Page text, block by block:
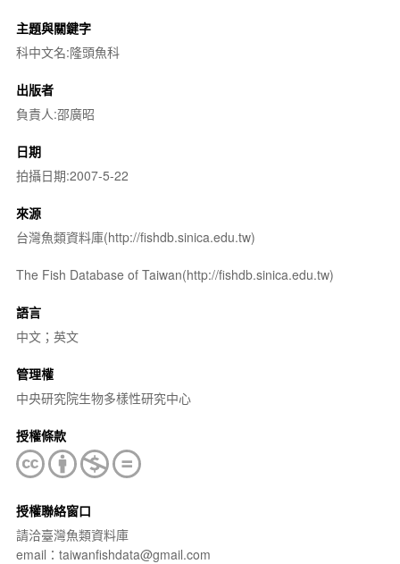
主題與關鍵字
科中文名:隆頭魚科
出版者
負責人:邵廣昭
日期
拍攝日期:2007-5-22
來源
台灣魚類資料庫(http://fishdb.sinica.edu.tw)
The Fish Database of Taiwan(http://fishdb.sinica.edu.tw)
語言
中文；英文
管理權
中央研究院生物多樣性研究中心
授權條款
授權聯絡窗口
請洽臺灣魚類資料庫
email：taiwanfishdata@gmail.com